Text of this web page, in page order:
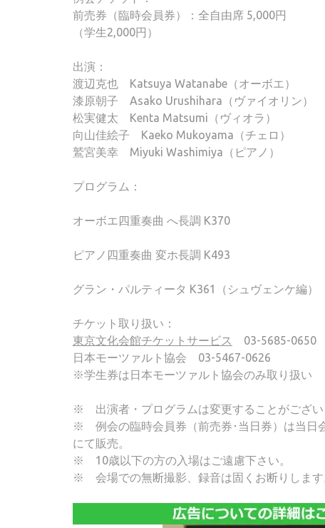
前売券（臨時会員券）：全自由席 5,000円
（学生2,000円）
出演：
渡辺克也 Katsuya Watanabe（オーボエ）
漆原朝子 Asako Urushihara（ヴァイオリン）
松実健太 Kenta Matsumi（ヴィオラ）
向山佳絵子 Kaeko Mukoyama（チェロ）
鷲宮美幸 Miyuki Washimiya（ピアノ）
プログラム：
オーボエ四重奏曲 へ長調 K370
ピアノ四重奏曲 変ホ長調 K493
グラン・パルティータ K361（シュヴェンケ編）
チケット取り扱い：
東京文化会館チケットサービス
03-5685-0650
日本モーツァルト協会 03-5467-0626
※学生券は日本モーツァルト協会のみ取り扱い
※ 出演者・プログラムは変更することがござい
※ 例会の臨時会員券（前売券･当日券）は当日
にて販売。
※ 10歳以下の方の入場はご遠慮下さい。
※ 会場での無断撮影、録音は固くお断りします